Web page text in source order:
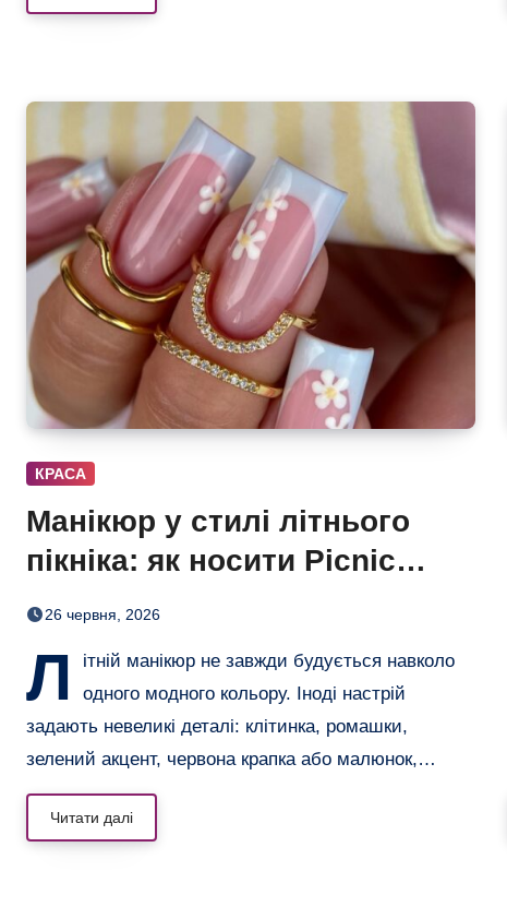
КРАСА
Манікюр у стилі літнього
пікніка: як носити Picnic
Nails
26 червня, 2026
Л
ітній манікюр не завжди будується навколо
одного модного кольору. Іноді настрій
задають невеликі деталі: клітинка, ромашки,
зелений акцент, червона крапка або малюнок,…
Читати далі